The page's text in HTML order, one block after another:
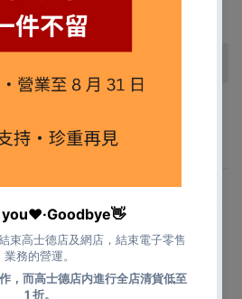
一款創新的便攜式按摩槍，為您帶來全
同肌肉群